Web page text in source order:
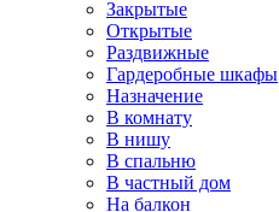
Закрытые
Открытые
Раздвижные
Гардеробные шкафы
Назначение
В комнату
В нишу
В спальню
В частный дом
На балкон